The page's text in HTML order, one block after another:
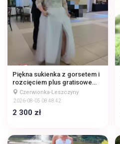
Piękna sukienka z gorsetem i
rozcięciem plus gratisowe
butyCzerwionka-Leszczyny
2026-08-05 08:48:42
2 300 zł